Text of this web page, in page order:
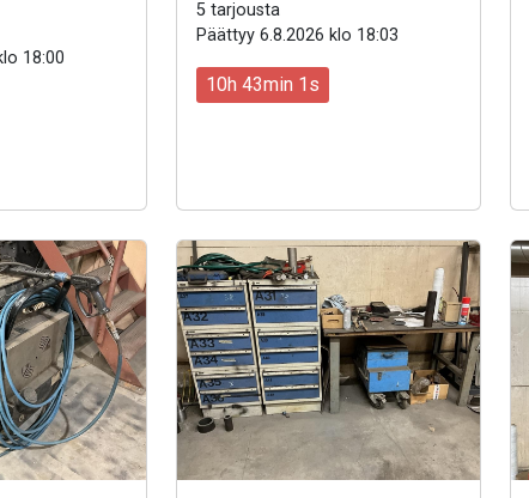
18:00
5 tarjousta
Päättyy 6.8.2026 klo 18:03
10h 42min 59s